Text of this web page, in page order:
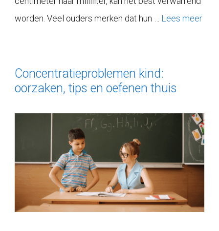
worden. Veel ouders merken dat hun … Lees meer
Concentratieproblemen kind:
oorzaken, tips en oefenen thuis